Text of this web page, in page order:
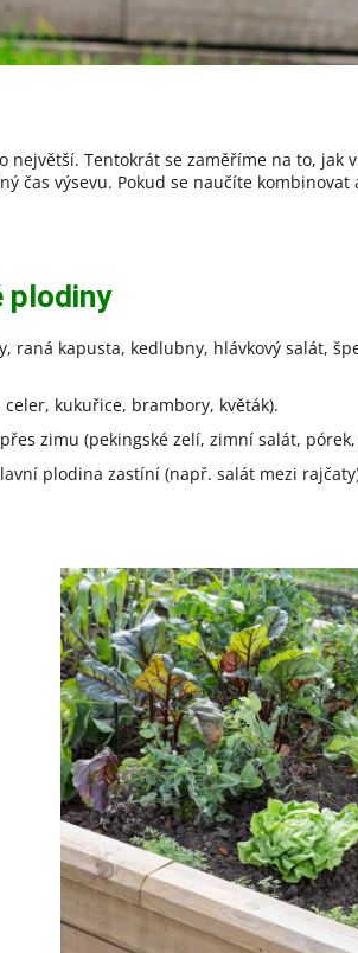
největší. Tentokrát se zaměříme na to, jak
čas výsevu. Pokud se naučíte
plodiny
kapusta, kedlubny, hlávkový salát,
kukuřice, brambory, květák).
zimu (pekingské zelí, zimní salát,
plodina zastíní (např. salát mezi